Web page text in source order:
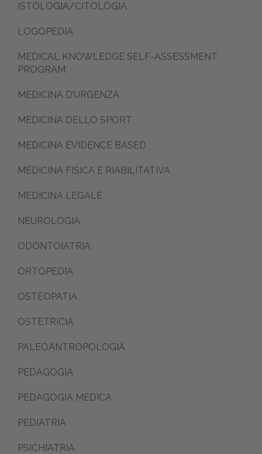
ISTOLOGIA/CITOLOGIA
LOGOPEDIA
MEDICAL KNOWLEDGE SELF-ASSESSMENT
PROGRAM
MEDICINA D’URGENZA
MEDICINA DELLO SPORT
MEDICINA EVIDENCE BASED
MEDICINA FISICA E RIABILITATIVA
MEDICINA LEGALE
NEUROLOGIA
ODONTOIATRIA
ORTOPEDIA
OSTEOPATIA
OSTETRICIA
PALEOANTROPOLOGIA
PEDAGOGIA
PEDAGOGIA MEDICA
PEDIATRIA
PSICHIATRIA